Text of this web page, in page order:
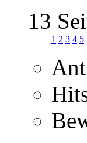
13
1 2 3 4 5